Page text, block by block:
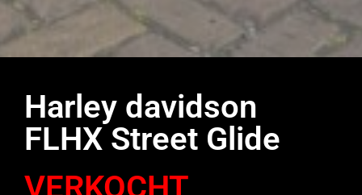
Harley davidson
FLHX Street Glide
VERKOCHT